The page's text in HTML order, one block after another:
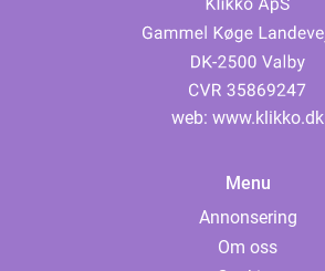
web: www.klikko.dk
Menu
Annonsering
Om oss